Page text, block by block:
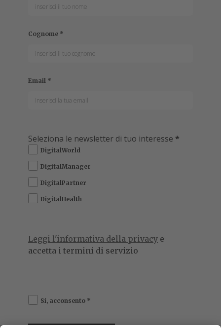
Cognome *
Email *
Seleziona le newsletter di tuo interesse *
DigitalWorld
DigitalManager
DigitalPartner
DigitalHealth
Leggi l'informativa della privacy e
accetta i termini di servizio
Si, acconsento *